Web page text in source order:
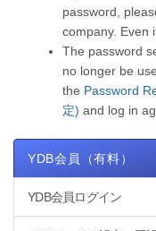
password,
company. Even
The password
no longer be
the Password
定) and log in
YDB会員（有料）
YDB会員ログイン